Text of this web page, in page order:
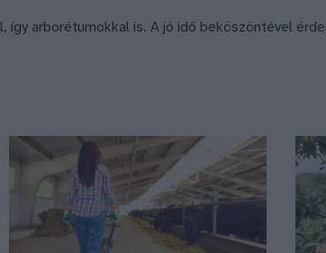
így arborétumokkal is. A jó idő beköszöntével